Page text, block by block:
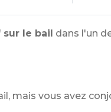
le bail dans l'un
mais vous avez